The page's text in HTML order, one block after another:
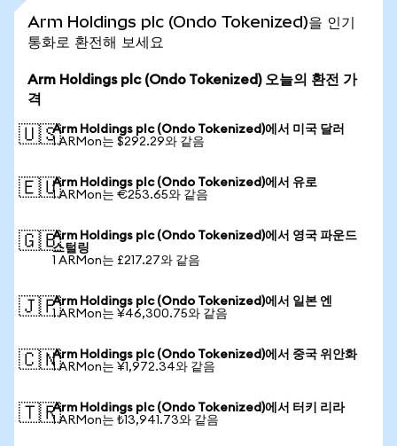
Arm Holdings plc (Ondo Tokenized)을 인기
통화로 환전해 보세요
Arm Holdings plc (Ondo Tokenized) 오늘의 환전 가
격
🇺🇸Arm Holdings plc (Ondo Tokenized)에서 미국 달러
1 ARMon는 $292.29와 같음
🇪🇺Arm Holdings plc (Ondo Tokenized)에서 유로
1 ARMon는 €253.65와 같음
🇬🇧Arm Holdings plc (Ondo Tokenized)에서 영국 파운드
스털링
1 ARMon는 £217.27와 같음
🇯🇵Arm Holdings plc (Ondo Tokenized)에서 일본 엔
1 ARMon는 ¥46,300.75와 같음
🇨🇳Arm Holdings plc (Ondo Tokenized)에서 중국 위안화
1 ARMon는 ¥1,972.34와 같음
🇹🇷Arm Holdings plc (Ondo Tokenized)에서 터키 리라
1 ARMon는 ₺13,941.73와 같음